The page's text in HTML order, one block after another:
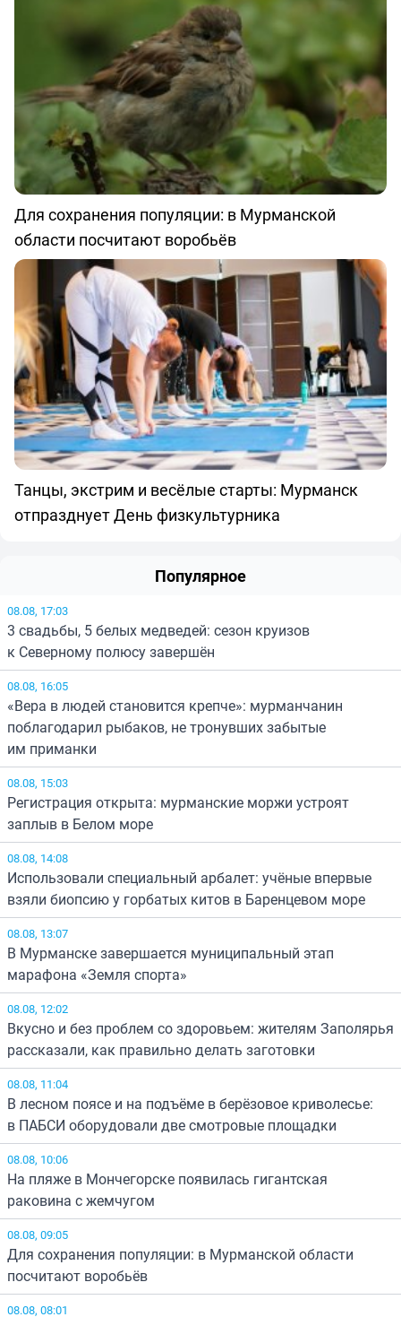
Для сохранения популяции: в Мурманской
области посчитают воробьёв
Танцы, экстрим и весёлые старты: Мурманск
отпразднует День физкультурника
Популярное
08.08, 17:03
3 свадьбы, 5 белых медведей: сезон круизов
к Северному полюсу завершён
08.08, 16:05
«Вера в людей становится крепче»: мурманчанин
поблагодарил рыбаков, не тронувших забытые
им приманки
08.08, 15:03
Регистрация открыта: мурманские моржи устроят
заплыв в Белом море
08.08, 14:08
Использовали специальный арбалет: учёные впервые
взяли биопсию у горбатых китов в Баренцевом море
08.08, 13:07
В Мурманске завершается муниципальный этап
марафона «Земля спорта»
08.08, 12:02
Вкусно и без проблем со здоровьем: жителям Заполярья
рассказали, как правильно делать заготовки
08.08, 11:04
В лесном поясе и на подъёме в берёзовое криволесье:
в ПАБСИ оборудовали две смотровые площадки
08.08, 10:06
На пляже в Мончегорске появилась гигантская
раковина с жемчугом
08.08, 09:05
Для сохранения популяции: в Мурманской области
посчитают воробьёв
08.08, 08:01